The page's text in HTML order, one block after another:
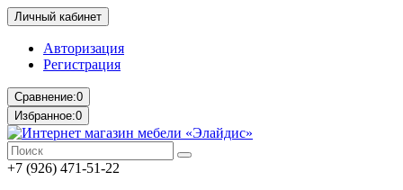
Личный кабинет
Авторизация
Регистрация
Сравнение:0
Избранное:0
+7 (926) 471-51-22